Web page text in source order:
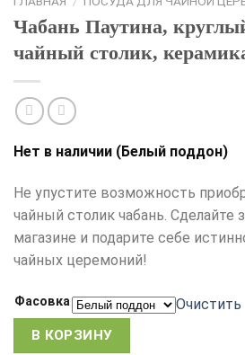
Чабань Паутина,
чайный столик,
Нет в наличии (Белый поддон)
Не упустите возможность
чайный столик чабань. Сделайте
магазине и подарите себе
чайных церемоний!
Фасовка Очистить
В КОРЗИНУ